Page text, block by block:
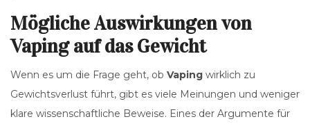
Mögliche Auswirkungen von
Vaping auf das Gewicht
Wenn es um die Frage geht, ob Vaping wirklich zu
Gewichtsverlust führt, gibt es viele Meinungen und weniger
klare wissenschaftliche Beweise. Eines der Argumente für